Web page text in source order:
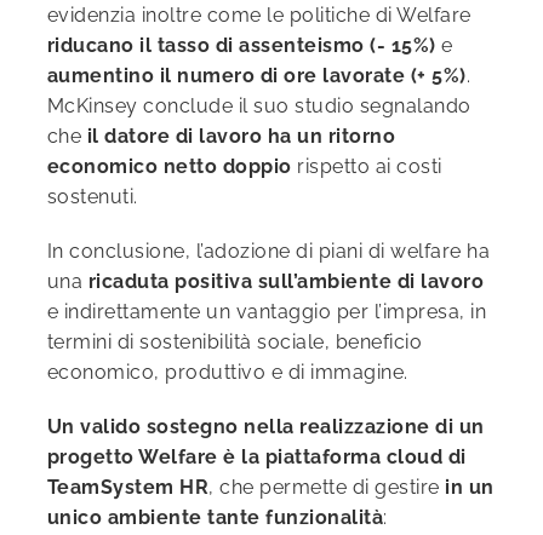
evidenzia inoltre come le politiche di Welfare
riducano il tasso di assenteismo (- 15%) e
aumentino il numero di ore lavorate (+ 5%).
McKinsey conclude il suo studio segnalando
che il datore di lavoro ha un ritorno
economico netto doppio rispetto ai costi
sostenuti.
In conclusione, l’adozione di piani di welfare ha
una ricaduta positiva sull’ambiente di lavoro
e indirettamente un vantaggio per l’impresa, in
termini di sostenibilità sociale, beneficio
economico, produttivo e di immagine.
Un valido sostegno nella realizzazione di un
progetto Welfare è la piattaforma cloud di
TeamSystem HR, che permette di gestire in un
unico ambiente tante funzionalità: